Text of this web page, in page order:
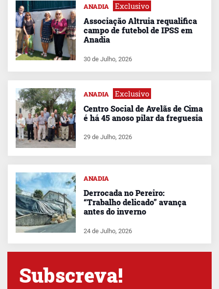
ANADIA Exclusivo
Associação Altruia requalifica
campo de futebol de IPSS em
Anadia
30 de Julho, 2026
ANADIA Exclusivo
Centro Social de Avelãs de Cima
é há 45 anoso pilar da freguesia
29 de Julho, 2026
ANADIA
Derrocada no Pereiro:
“Trabalho delicado” avança
antes do inverno
24 de Julho, 2026
Subscreva!